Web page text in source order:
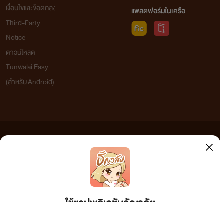
เงื่อนไขและข้อตกลง
Third-Party
Notice
ดาวน์โหลด
Tunwalai Easy
(สำหรับ Android)
แพลตฟอร์มในเครือ
เว็บไซต์แห่งนี้ไม่ได้เห็นด้วยและไม่ขอรับผิดชอบต่อข้อความใดๆ ทั้งสิ้น ดังนั้นผู้อ่านทุกท่านโปรดใช้
วิจารณญาณในการกลั่นกรองด้วยตนเอง และหากท่านพบข้อความใดๆ ที่ขัดต่อกฎหมายและศีลธรรม
กรุณาแจ้งมาที่ tunwalai@ookbee.com เพื่อทีมงานจะได้ดำเนินการในทันที ทั้งนี้ ทางเว็บไซต์ขอสงวน
ลิขสิทธิ์ตามพระราชบัญญัติลิขสิทธิ์ (ฉบับเพิ่มเติม) พ.ศ.2558